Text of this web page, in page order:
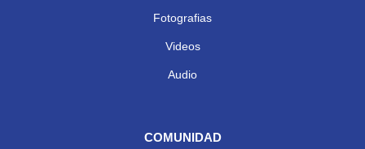
Fotografias
Videos
Audio
COMUNIDAD